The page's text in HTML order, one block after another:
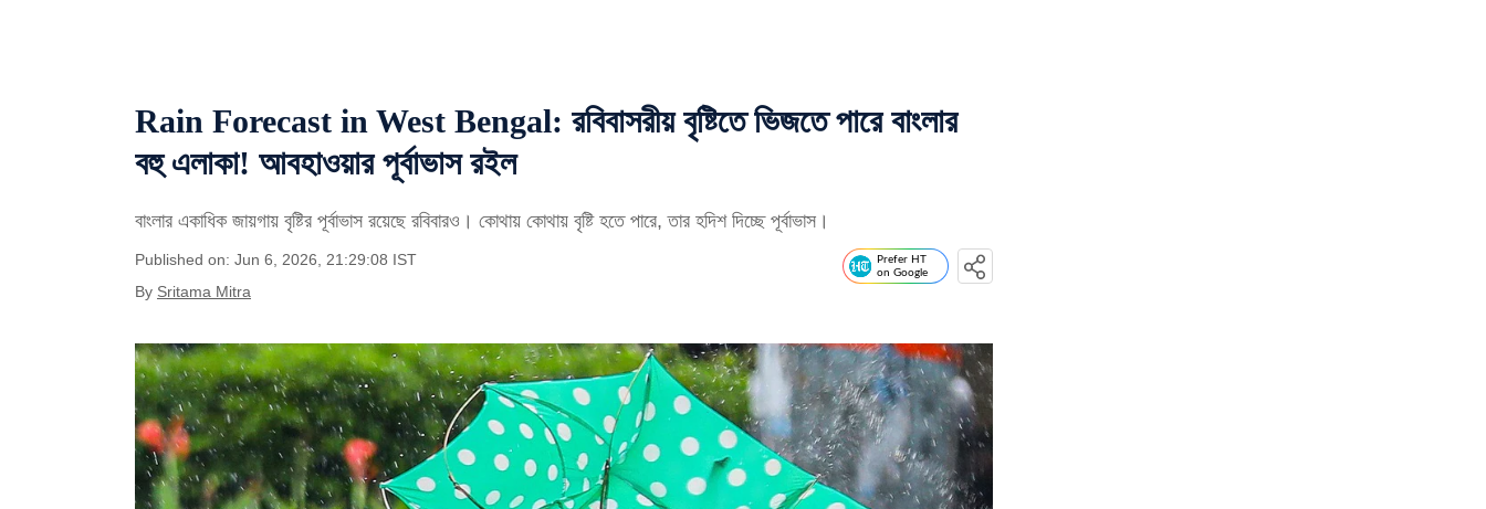
Rain Forecast in West Bengal: রবিবাসরীয় বৃষ্টিতে ভিজতে পারে বাংলার
বহু এলাকা! আবহাওয়ার পূর্বাভাস রইল
বাংলার একাধিক জায়গায় বৃষ্টির পূর্বাভাস রয়েছে রবিবারও। কোথায় কোথায় বৃষ্টি হতে পারে, তার হদিশ দিচ্ছে পূর্বাভাস।
Published on: Jun 6, 2026, 21:29:08 IST
By Sritama Mitra
Prefer HT
on Google